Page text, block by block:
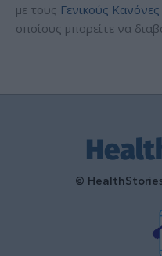
με τους Γενικούς
οποίους μπορείτε να
©